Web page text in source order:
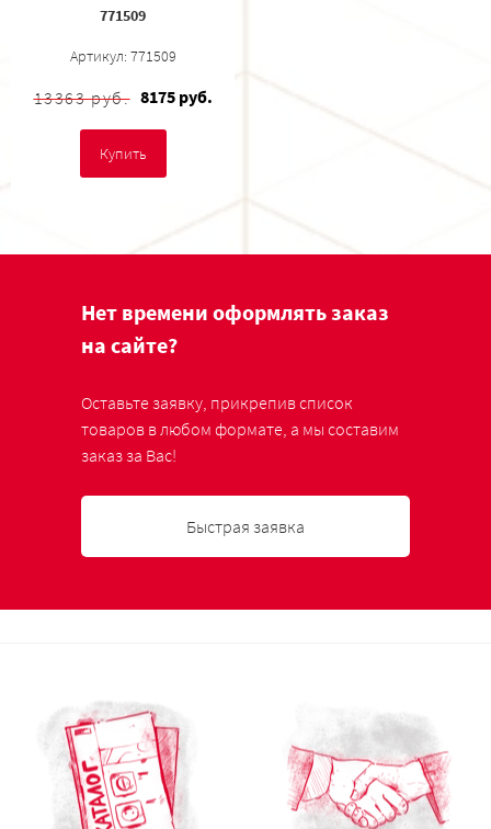
771509
Артикул: 771509
13363 руб. 8175 руб.
Купить
Нет времени оформлять заказ
на сайте?
Оставьте заявку, прикрепив список
товаров в любом формате, а мы составим
заказ за Вас!
Быстрая заявка